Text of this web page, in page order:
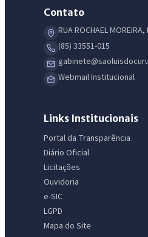
Contato
RUA ROCHAEL MOREIRA,
(85) 33551-015
Webmail Institucional
Links Institucionais
Portal da Transparência
Diário Oficial
Licitações
Ouvidoria
e-SIC
LGPD
Mapa do Site
IntGest AI